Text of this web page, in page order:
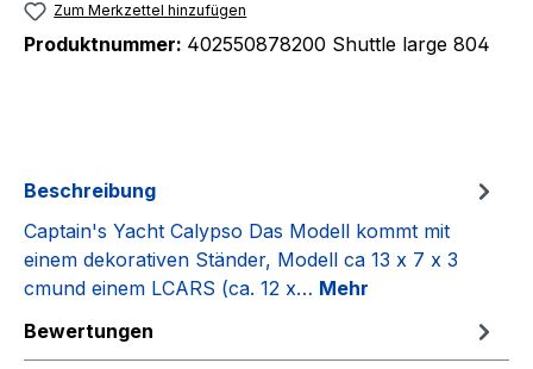
Zum Merkzettel hinzufügen
Produktnummer: 402550878200 Shuttle large 804
Beschreibung
Captain's Yacht Calypso Das Modell kommt mit
einem dekorativen Ständer, Modell ca 13 x 7 x 3
cmund einem LCARS (ca. 12 x… Mehr
Bewertungen